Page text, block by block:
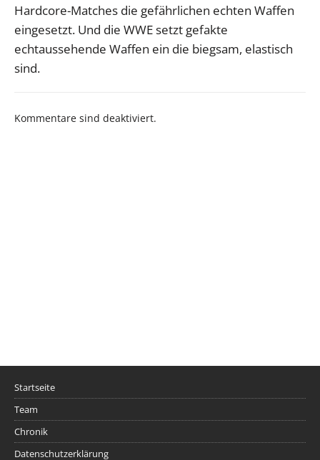
Hardcore-Matches die gefährlichen echten Waffen
eingesetzt. Und die WWE setzt gefakte
echtaussehende Waffen ein die biegsam, elastisch
sind.
Kommentare sind deaktiviert.
Startseite
Team
Chronik
Datenschutzerklärung